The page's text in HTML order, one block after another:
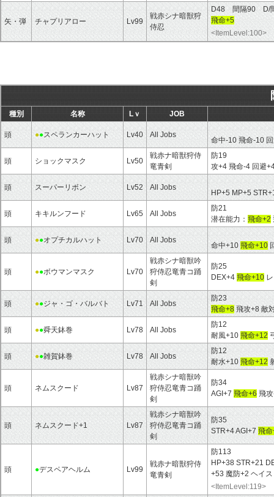
矢・弾 チャプリアロー Lv99
戦赤シナ暗獣狩
侍忍
D48 間隔90 D/
飛命+5
<ItemLevel:100>
種別 名称 Lｖ JOB
頭 ●●スペランカーハット Lv40 All Jobs
命中-10 飛命-10
頭 ショックマスク Lv50
戦赤ナ暗獣狩侍
竜青剣
防19
攻+4 飛命-4 回避
頭 スーパーリボン Lv52 All Jobs
HP+5 MP+5
頭 キキルンフード Lv65 All Jobs
防21
潜在能力： 飛命+2
頭 ●●オプチカルハット Lv70 All Jobs
命中+10 飛命+10
頭 ●●ボウマンマスク Lv70
戦赤シナ暗獣吟
狩侍忍竜青コ踊
剣
防25
DEX+4 飛命+10
頭 ●●ジャ・ゴ・バルバト Lv71 All Jobs
防23
飛命+8 飛攻+8 敵
頭 ●●舜天鉢巻 Lv78 All Jobs
防12
耐風+10 飛命+12
頭 ●●雑賀鉢巻 Lv78 All Jobs
防12
耐水+10 飛命+12
頭 ネムスクード Lv87
戦赤シナ暗獣吟
狩侍忍竜青コ踊
剣
防34
AGI+7 飛命+6 飛
頭 ネムスクード+1 Lv87
戦赤シナ暗獣吟
狩侍忍竜青コ踊
剣
防35
STR+4 AGI+7 飛
頭 ●デスペアヘルム Lv99
戦赤ナ暗獣狩侍
竜青剣
防113
HP+38 STR+21
+53 魔防+2 ヘイ
<ItemLevel:119>